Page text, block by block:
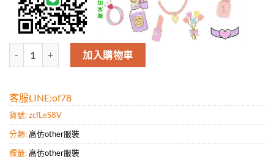
高仿巴爾曼Balmain男款新款時尚休閑短袖T恤.好質量是您的需求好
加入購物車
客服LINE:of78
貨號:zcfLeS8V
分類:高仿other服裝
標籤:高仿other服裝